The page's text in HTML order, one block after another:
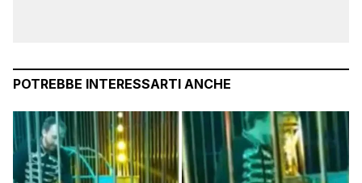
POTREBBE INTERESSARTI ANCHE